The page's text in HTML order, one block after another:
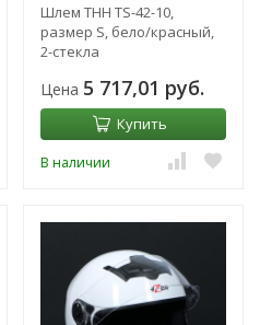
Шлем THH TS-42-10,
размер S, бело/красный,
2-стекла
Цена 5 717,01 руб.
Купить
В наличии